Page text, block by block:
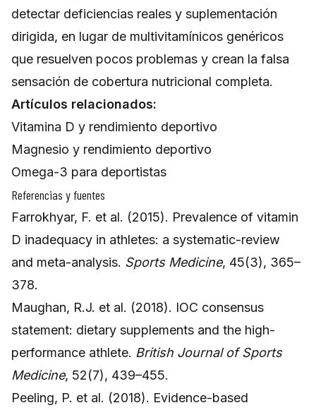
detectar deficiencias reales y suplementación
dirigida, en lugar de multivitamínicos genéricos
que resuelven pocos problemas y crean la falsa
sensación de cobertura nutricional completa.
Artículos relacionados:
Vitamina D y rendimiento deportivo
Magnesio y rendimiento deportivo
Omega-3 para deportistas
Referencias y fuentes
Farrokhyar, F. et al. (2015). Prevalence of vitamin
D inadequacy in athletes: a systematic-review
and meta-analysis. Sports Medicine, 45(3), 365–
378.
Maughan, R.J. et al. (2018). IOC consensus
statement: dietary supplements and the high-
performance athlete. British Journal of Sports
Medicine, 52(7), 439–455.
Peeling, P. et al. (2018). Evidence-based